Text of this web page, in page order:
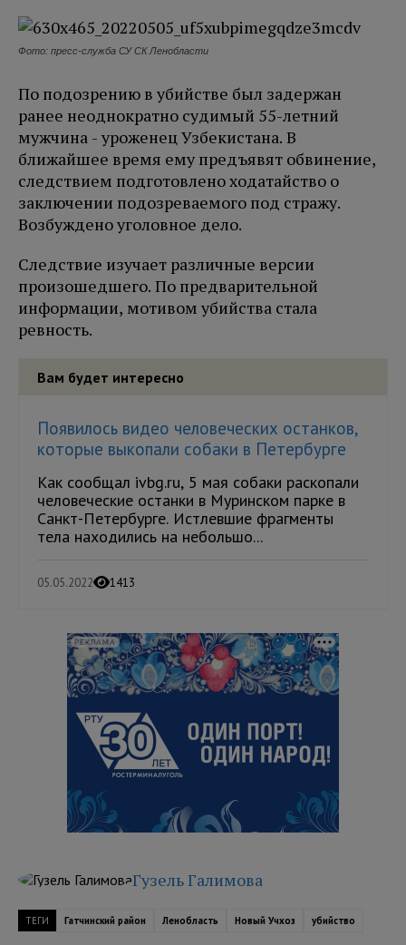
Фото: пресс-служба СУ СК Ленобласти
По подозрению в убийстве был задержан
ранее неоднократно судимый 55-летний
мужчина - уроженец Узбекистана. В
ближайшее время ему предъявят обвинение,
следствием подготовлено ходатайство о
заключении подозреваемого под стражу.
Возбуждено уголовное дело.
Следствие изучает различные версии
произошедшего. По предварительной
информации, мотивом убийства стала
ревность.
Вам будет интересно
Появилось видео человеческих останков,
которые выкопали собаки в Петербурге
Как сообщал ivbg.ru, 5 мая собаки раскопали
человеческие останки в Муринском парке в
Санкт-Петербурге. Истлевшие фрагменты
тела находились на небольшо...
05.05.2022 1413
РЕКЛАМА
Гузель Галимова
ТЕГИ Гатчинский район Ленобласть Новый Учхоз убийство